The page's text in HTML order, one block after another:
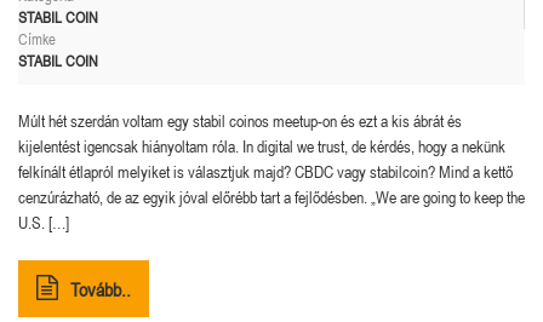
STABIL COIN
Címke
STABIL COIN
Múlt hét szerdán voltam egy stabil coinos meetup-on és ezt a kis ábrát és
kijelentést igencsak hiányoltam róla. In digital we trust, de kérdés, hogy a nekünk
felkínált étlapról melyiket is választjuk majd? CBDC vagy stabilcoin? Mind a kettő
cenzúrázható, de az egyik jóval előrébb tart a fejlődésben. „We are going to keep the
U.S. […]
Tovább..